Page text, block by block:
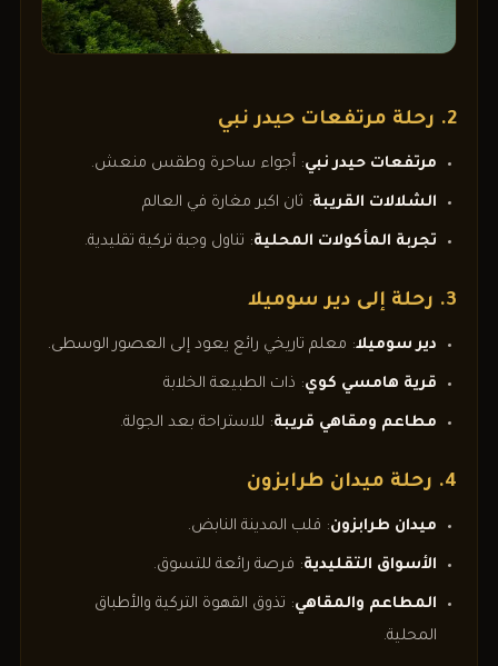
2. رحلة مرتفعات حيدر نبي
مرتفعات حيدر نبي: أجواء ساحرة وطقس منعش.
الشلالات القريبة: ثان اكبر مغارة في العالم
تجربة المأكولات المحلية: تناول وجبة تركية تقليدية.
3. رحلة إلى دير سوميلا
دير سوميلا: معلم تاريخي رائع يعود إلى العصور الوسطى.
قرية هامسي كوي: ذات الطبيعة الخلابة
مطاعم ومقاهي قريبة: للاستراحة بعد الجولة.
4. رحلة ميدان طرابزون
ميدان طرابزون: قلب المدينة النابض.
الأسواق التقليدية: فرصة رائعة للتسوق.
المطاعم والمقاهي: تذوق القهوة التركية والأطباق
المحلية.